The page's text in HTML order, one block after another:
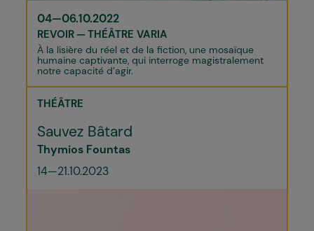
04—06.10.2022
REVOIR THÉÂTRE VARIA
À la lisière du réel et de la fiction, une mosaïque
humaine captivante, qui interroge magistralement
notre capacité d’agir.
THÉÂTRE
Sauvez Bâtard
Thymios Fountas
14—21.10.2023